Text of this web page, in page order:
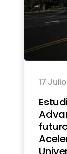
17